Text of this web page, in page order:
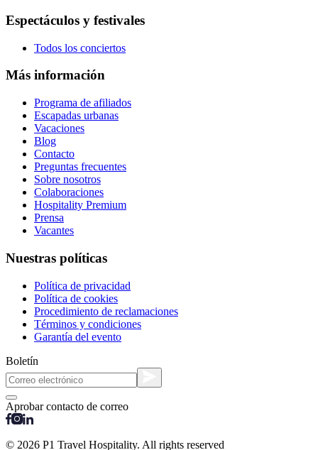
Espectáculos y festivales
Todos los conciertos
Más información
Programa de afiliados
Escapadas urbanas
Vacaciones
Blog
Contacto
Preguntas frecuentes
Sobre nosotros
Colaboraciones
Hospitality Premium
Prensa
Vacantes
Nuestras políticas
Política de privacidad
Política de cookies
Procedimiento de reclamaciones
Términos y condiciones
Garantía del evento
Boletín
Aprobar contacto de correo
© 2026 P1 Travel Hospitality. All rights reserved